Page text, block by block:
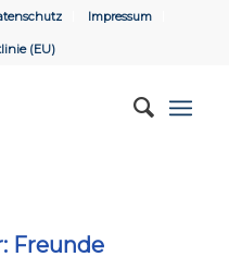
Impressum
(EU)
Freunde